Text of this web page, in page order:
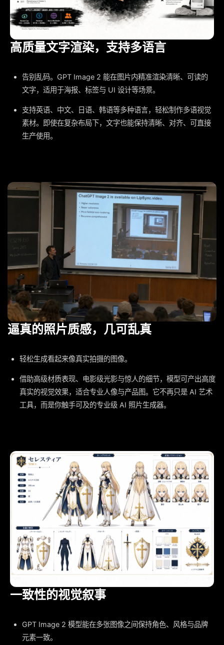
高质量文字渲染，支持多语言
告别乱码。GPT Image 2 能在图片内精准渲染清晰、可读的
文字，适用于海报、标签与 UI 设计等场景。
支持英语、中文、日语、韩语等多种语言，轻松制作多语视觉
素材。即使在复杂布局下，文字也能保持清晰、对齐、可直接
生产使用。
逼真的照片质感，几可乱真
轻松生成看起来像真实拍摄的图像。
借助高级材质表现、电影级光影与惊人的细节，模型可产出高度
真实的视觉效果，适合专业人像与产品图。它不再只是 AI 艺术
工具，而是你触手可及的专业级 AI 照片生成器。
一致性的视觉叙事
GPT Image 2 模型能在多张图像之间保持角色、风格与品牌
元素一致。